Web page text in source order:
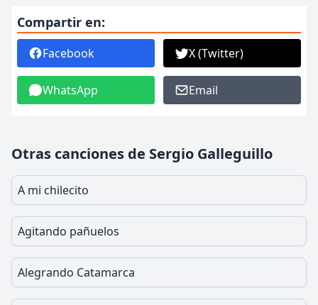
Compartir en:
Facebook X (Twitter)
WhatsApp Email
Otras canciones de Sergio Galleguillo
A mi chilecito
Agitando pañuelos
Alegrando Catamarca